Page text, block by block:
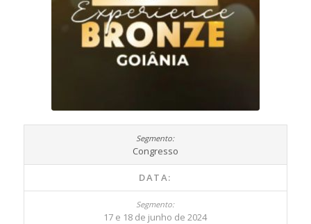
Congresso
DATA:
17 e 18 de junho de 2024